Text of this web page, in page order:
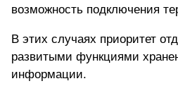
возможность подключения
В этих случаях приоритет
развитыми функциями
информации.